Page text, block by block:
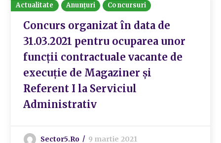
Actualitate Anunțuri Concursuri
Concurs organizat în data de
31.03.2021 pentru ocuparea unor
funcții contractuale vacante de
execuție de Magaziner și
Referent I la Serviciul
Administrativ
Sector5.ro 9 martie 2021